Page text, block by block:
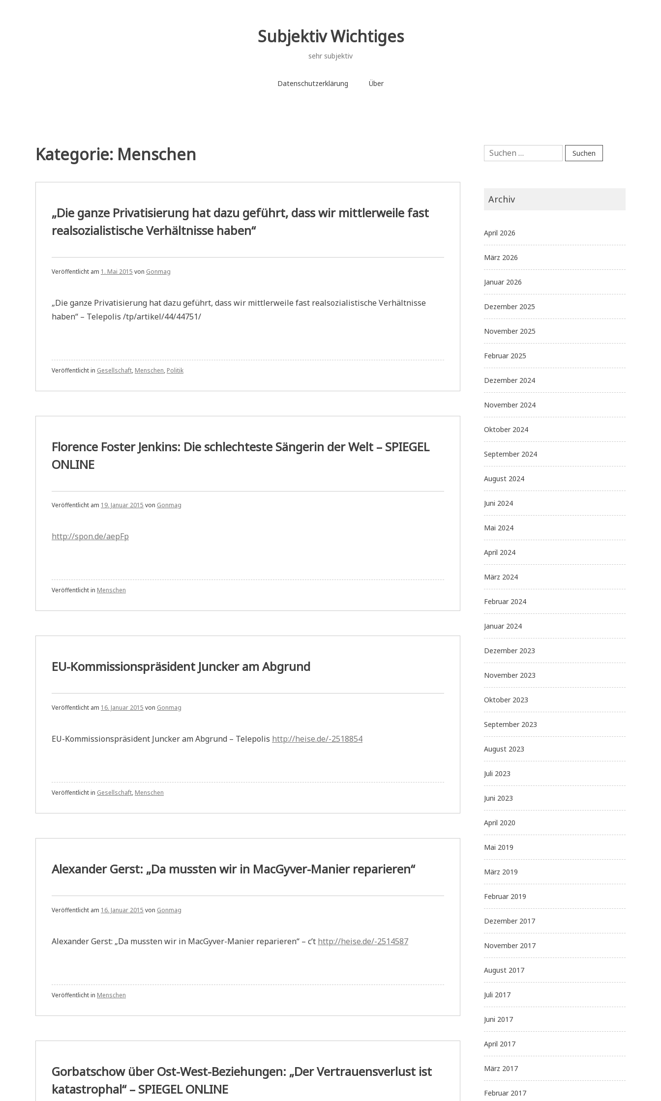
Subjektiv Wichtiges
sehr subjektiv
Datenschutzerklärung Über
Kategorie: Menschen
„Die ganze Privatisierung hat dazu geführt, dass wir mittlerweile fast
realsozialistische Verhältnisse haben“
Veröffentlicht am 1. Mai 2015 von Gonmag
„Die ganze Privatisierung hat dazu geführt, dass wir mittlerweile fast realsozialistische Verhältnisse
haben“ – Telepolis /tp/artikel/44/44751/
Veröffentlicht in Gesellschaft, Menschen, Politik
Florence Foster Jenkins: Die schlechteste Sängerin der Welt – SPIEGEL
ONLINE
Veröffentlicht am 19. Januar 2015 von Gonmag
http://spon.de/aepFp
Veröffentlicht in Menschen
EU-Kommissionspräsident Juncker am Abgrund
Veröffentlicht am 16. Januar 2015 von Gonmag
EU-Kommissionspräsident Juncker am Abgrund – Telepolis http://heise.de/-2518854
Veröffentlicht in Gesellschaft, Menschen
Alexander Gerst: „Da mussten wir in MacGyver-Manier reparieren“
Veröffentlicht am 16. Januar 2015 von Gonmag
Alexander Gerst: „Da mussten wir in MacGyver-Manier reparieren“ – c’t http://heise.de/-2514587
Veröffentlicht in Menschen
Gorbatschow über Ost-West-Beziehungen: „Der Vertrauensverlust ist
katastrophal“ – SPIEGEL ONLINE
Suchen
nach:
Archiv
April 2026
März 2026
Januar 2026
Dezember 2025
November 2025
Februar 2025
Dezember 2024
November 2024
Oktober 2024
September 2024
August 2024
Juni 2024
Mai 2024
April 2024
März 2024
Februar 2024
Januar 2024
Dezember 2023
November 2023
Oktober 2023
September 2023
August 2023
Juli 2023
Juni 2023
April 2020
Mai 2019
März 2019
Februar 2019
Dezember 2017
November 2017
August 2017
Juli 2017
Juni 2017
April 2017
März 2017
Februar 2017